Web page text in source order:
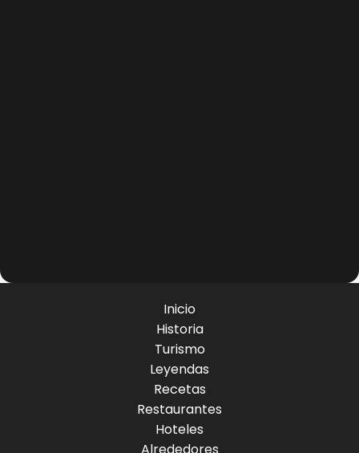
Inicio
Historia
Turismo
Leyendas
Recetas
Restaurantes
Hoteles